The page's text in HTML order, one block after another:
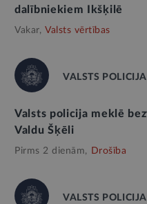
dalībniekiem Ikšķilē
Vakar, Valsts vērtības
VALSTS POLICIJA
Valsts policija meklē
Valdu Šķēli
Pirms 2 dienām, Drošība
VALSTS POLICIJA